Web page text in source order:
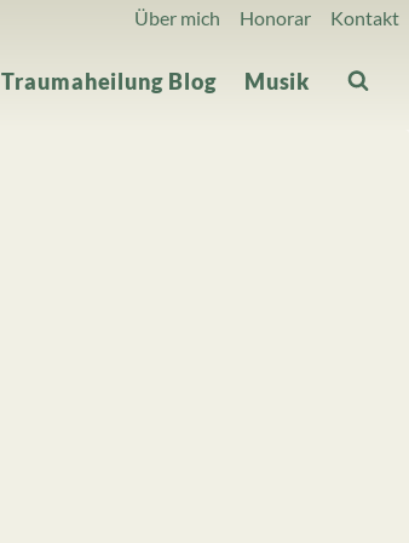
Über mich Honorar Kontakt
Traumaheilung Blog Musik